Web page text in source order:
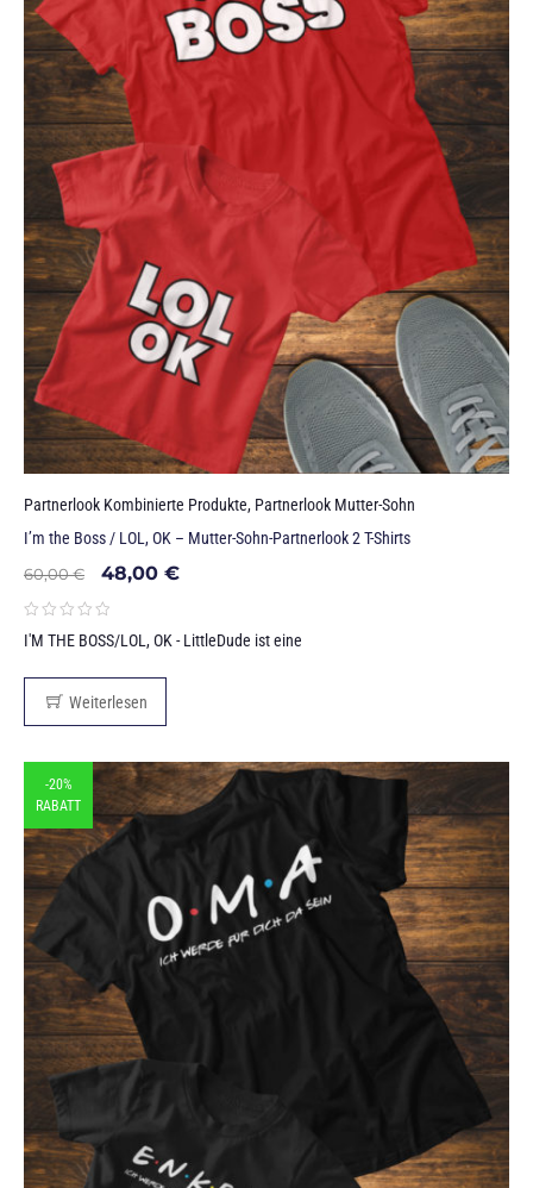
Partnerlook Kombinierte Produkte, Partnerlook Mutter-Sohn
I’m the Boss / LOL, OK – Mutter-Sohn-Partnerlook 2 T-Shirts
60,00€ 48,00 €
I'M THE BOSS/LOL, OK - LittleDude ist eine
Weiterlesen
-20%
RABATT